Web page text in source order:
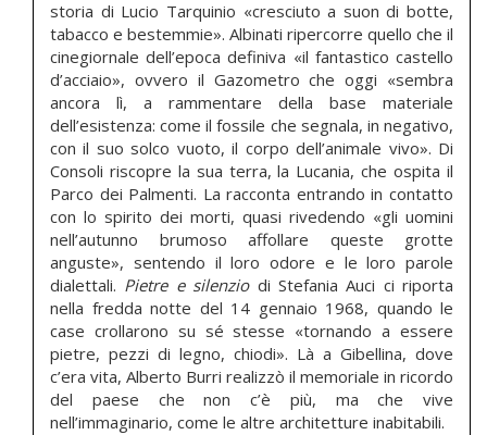
storia di Lucio Tarquinio «cresciuto a suon di botte,
tabacco e bestemmie». Albinati ripercorre quello che il
cinegiornale dell’epoca definiva «il fantastico castello
d’acciaio», ovvero il Gazometro che oggi «sembra
ancora lì, a rammentare della base materiale
dell’esistenza: come il fossile che segnala, in negativo,
con il suo solco vuoto, il corpo dell’animale vivo». Di
Consoli riscopre la sua terra, la Lucania, che ospita il
Parco dei Palmenti. La racconta entrando in contatto
con lo spirito dei morti, quasi rivedendo «gli uomini
nell’autunno brumoso affollare queste grotte
anguste», sentendo il loro odore e le loro parole
dialettali. Pietre e silenziodi Stefania Auci ci riporta
nella fredda notte del 14 gennaio 1968, quando le
case crollarono su sé stesse «tornando a essere
pietre, pezzi di legno, chiodi». Là a Gibellina, dove
c’era vita, Alberto Burri realizzò il memoriale in ricordo
del paese che non c’è più, ma che vive
nell’immaginario, come le altre architetture inabitabili.